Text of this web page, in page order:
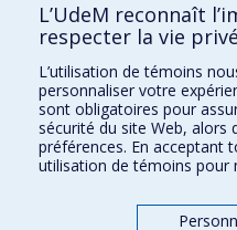
Nouvelles et événements
Comment soutenir le
BESOIN D'AIDE?
Plan du site
L’UdeM reconnaît
respecter la vie
L’utilisation de témoins
personnaliser votre
sont obligatoires pour
sécurité du site Web, alors
préférences. En acceptant
utilisation de témoins pour